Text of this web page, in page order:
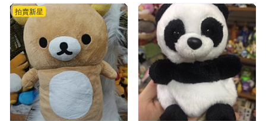
拍賣新星